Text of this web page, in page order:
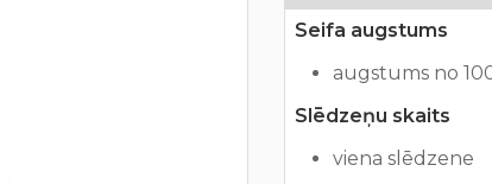
Seifa augstums
augstums no
Slēdzeņu skaits
viena slēdzene